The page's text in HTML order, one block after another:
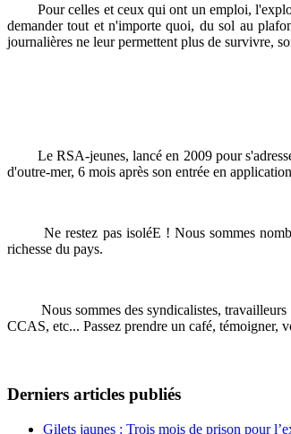
Pour celles et ceux qui ont un emploi,
demander tout et n'importe quoi, du sol au
journalières ne leur permettent plus de survivre,
Le RSA-jeunes, lancé en 2009 pour s'adresser
d'outre-mer, 6 mois après son entrée en
Ne restez pas isoléE ! Nous sommes
richesse du pays.
Nous sommes des syndicalistes,
CCAS, etc... Passez prendre un café, témoigner,
Derniers articles publiés
Gilets jaunes : Trois mois de prison pour